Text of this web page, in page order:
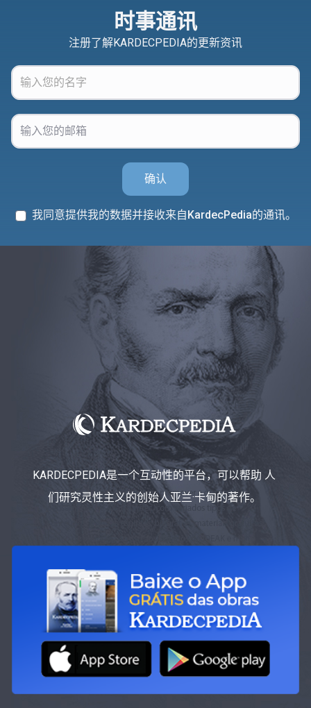
时事通讯
注册了解KARDECPEDIA的更新资讯
确认
我同意提供我的数据并接收来自KardecPedia的通讯。
KARDECPEDIA是一个互动性的平台，可以帮助 人
们研究灵性主义的创始人亚兰·卡甸的著作。